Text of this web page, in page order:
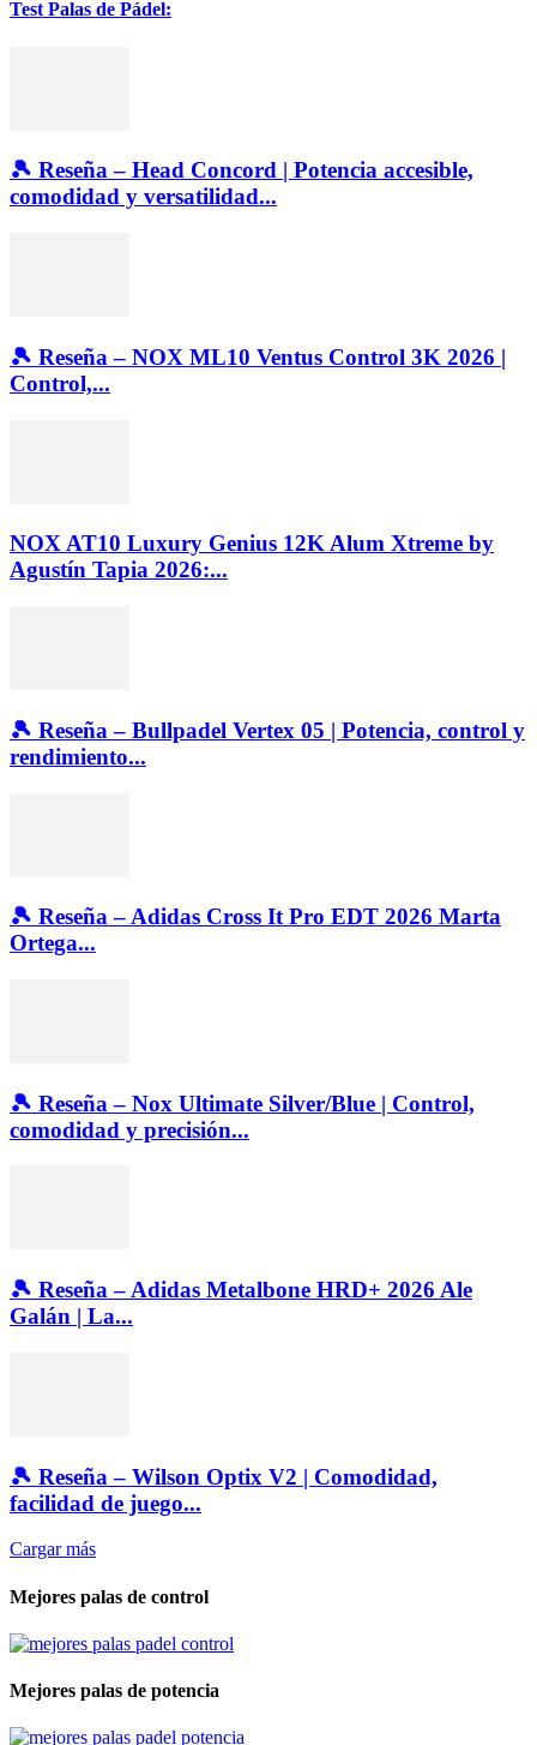
Test Palas de Pádel:
🎾 Reseña – Head Concord | Potencia accesible,
comodidad y versatilidad...
🎾 Reseña – NOX ML10 Ventus Control 3K 2026 |
Control,...
NOX AT10 Luxury Genius 12K Alum Xtreme by
Agustín Tapia 2026:...
🎾 Reseña – Bullpadel Vertex 05 | Potencia, control y
rendimiento...
🎾 Reseña – Adidas Cross It Pro EDT 2026 Marta
Ortega...
🎾 Reseña – Nox Ultimate Silver/Blue | Control,
comodidad y precisión...
🎾 Reseña – Adidas Metalbone HRD+ 2026 Ale
Galán | La...
🎾 Reseña – Wilson Optix V2 | Comodidad,
facilidad de juego...
Cargar más
Mejores palas de control
Mejores palas de potencia